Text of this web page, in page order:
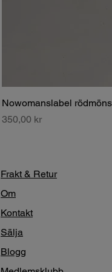
Nowomanslabel
Pris
350,00 kr
Frakt & Retur
Om
Kontakt
Sälja
Blogg